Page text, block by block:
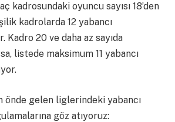
kadrosundaki oyuncu sayısı 18’den
kadrolarda 12 yabancı
20 ve daha az sayıda
listede maksimum 11 yabancı
önde gelen liglerindeki yabancı
göz atıyoruz: